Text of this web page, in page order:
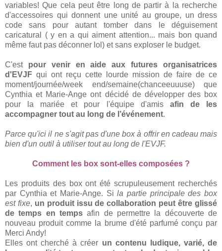
variables! Que cela peut être long de partir à la recherche
d'accessoires qui donnent une unité au groupe, un dress
code sans pour autant tomber dans le déguisement
caricatural ( y en a qui aiment attention... mais bon quand
même faut pas déconner lol) et sans exploser le budget.
C'est pour venir en aide aux futures organisatrices
d'EVJF qui ont reçu cette lourde mission de faire de ce
moment/journée/week end/semaine(chanceeuuuse) que
Cynthia et Marie-Ange ont décidé de développer des box
pour la mariée et pour l'équipe d'amis afin de les
accompagner tout au long de l’événement.
Parce qu'ici il ne s'agit pas d'une box à offrir en cadeau mais
bien d'un outil à utiliser tout au long de l'EVJF.
Comment les box sont-elles composées ?
Les produits des box ont été scrupuleusement recherchés
par Cynthia et Marie-Ange. Si la partie principale des box
est fixe, un produit issu de collaboration peut être glissé
de temps en temps afin de permettre la découverte de
nouveau produit comme la brume d'été parfumé conçu par
Merci Andy!
Elles ont cherché à créer un contenu ludique, varié, de